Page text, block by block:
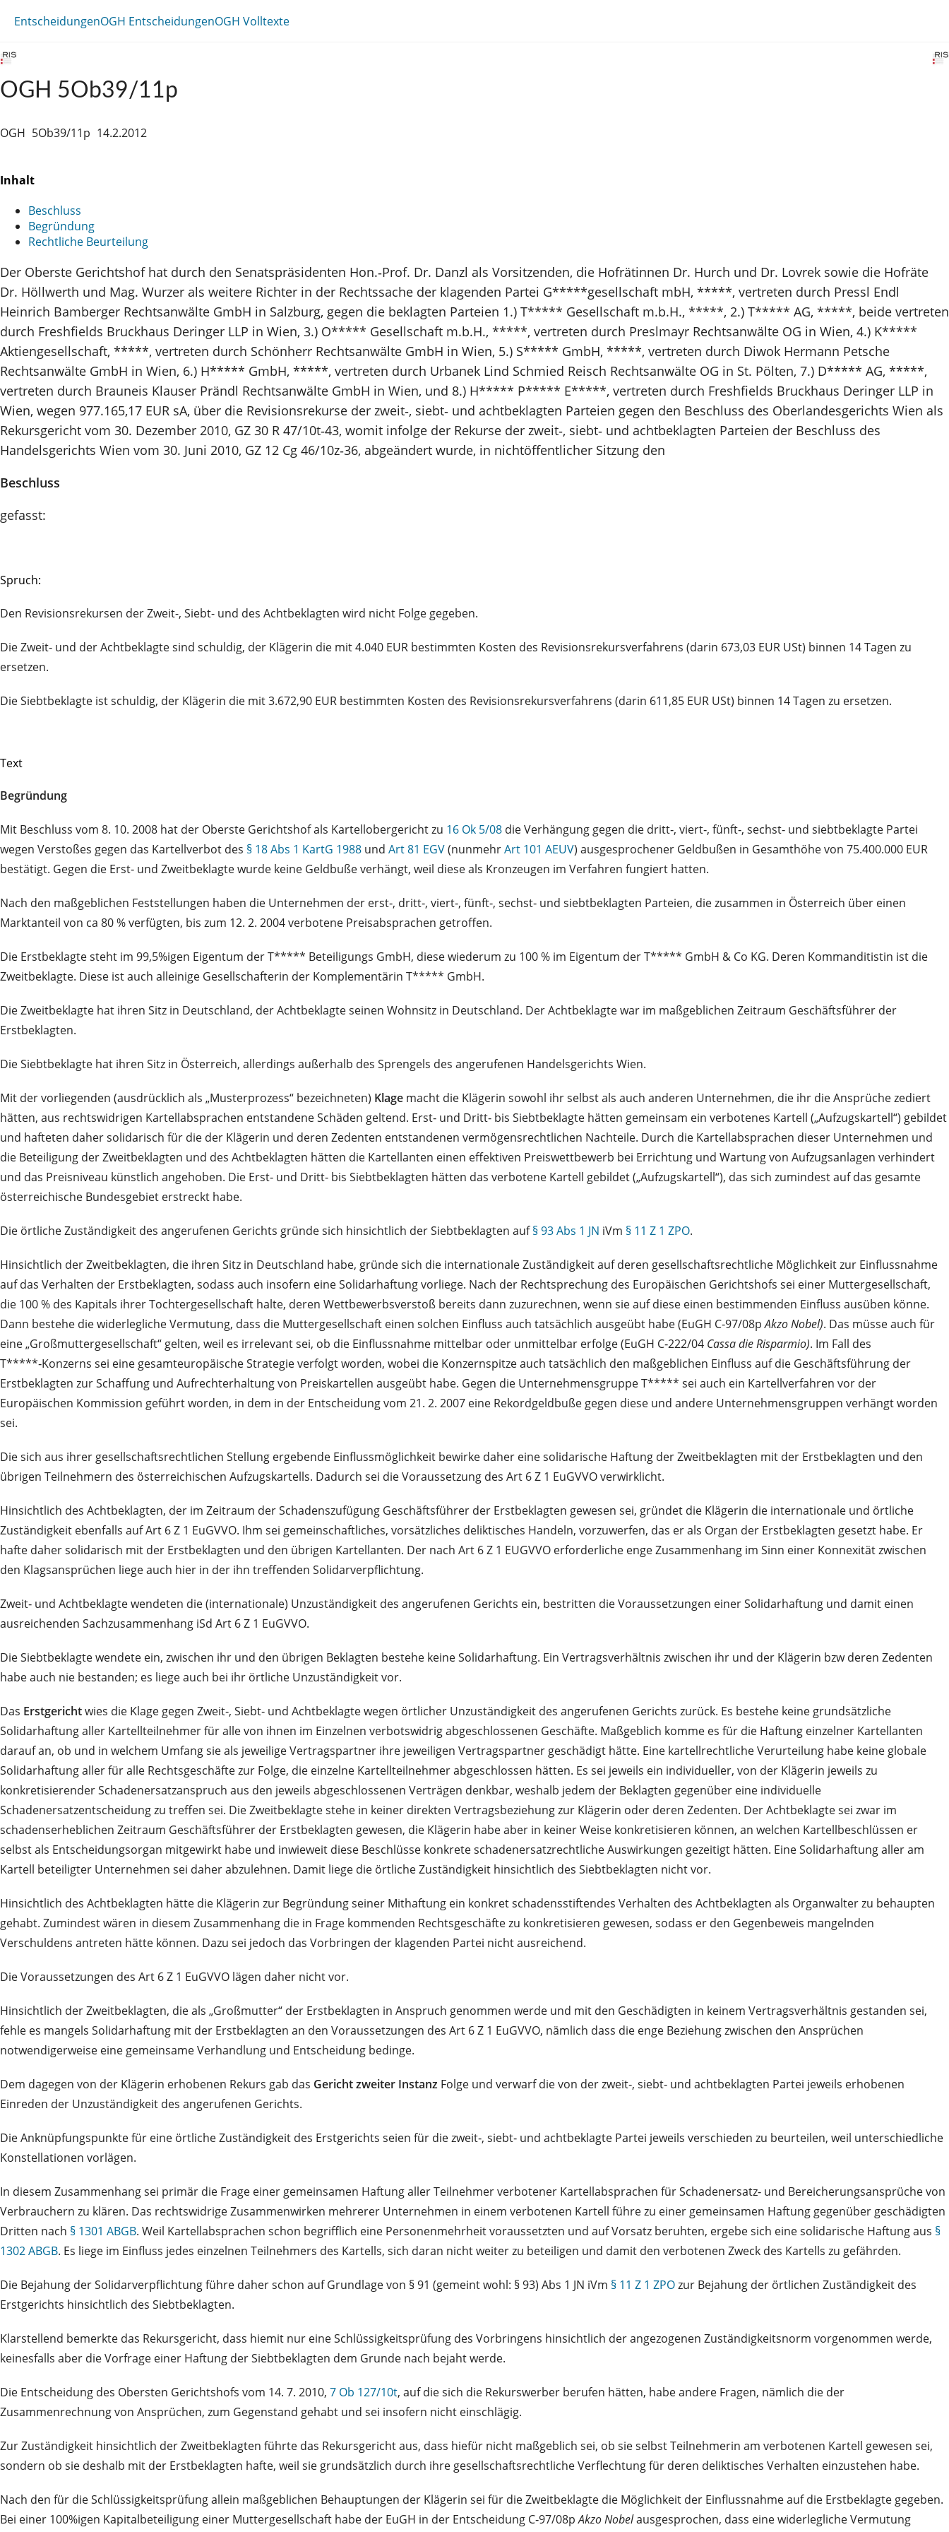
EntscheidungenOGH EntscheidungenOGH Volltexte
OGH 5Ob39/11p
OGH 5Ob39/11p 14.2.2012
Inhalt
Beschluss
Begründung
Rechtliche Beurteilung
Der Oberste Gerichtshof hat durch den Senatspräsidenten Hon.‑Prof. Dr. Danzl als Vorsitzenden, die Hofrätinnen Dr. Hurch und Dr. Lovrek sowie die Hofräte
Dr. Höllwerth und Mag. Wurzer als weitere Richter in der Rechtssache der klagenden Partei G*****gesellschaft mbH, *****, vertreten durch Pressl Endl
Heinrich Bamberger Rechtsanwälte GmbH in Salzburg, gegen die beklagten Parteien 1.) T***** Gesellschaft m.b.H., *****, 2.) T***** AG, *****, beide vertreten
durch Freshfields Bruckhaus Deringer LLP in Wien, 3.) O***** Gesellschaft m.b.H., *****, vertreten durch Preslmayr Rechtsanwälte OG in Wien, 4.) K*****
Aktiengesellschaft, *****, vertreten durch Schönherr Rechtsanwälte GmbH in Wien, 5.) S***** GmbH, *****, vertreten durch Diwok Hermann Petsche
Rechtsanwälte GmbH in Wien, 6.) H***** GmbH, *****, vertreten durch Urbanek Lind Schmied Reisch Rechtsanwälte OG in St. Pölten, 7.) D***** AG, *****,
vertreten durch Brauneis Klauser Prändl Rechtsanwälte GmbH in Wien, und 8.) H***** P***** E*****, vertreten durch Freshfields Bruckhaus Deringer LLP in
Wien, wegen 977.165,17 EUR sA, über die Revisionsrekurse der zweit‑, siebt‑ und achtbeklagten Parteien gegen den Beschluss des Oberlandesgerichts Wien als
Rekursgericht vom 30. Dezember 2010, GZ 30 R 47/10t‑43, womit infolge der Rekurse der zweit‑, siebt‑ und achtbeklagten Parteien der Beschluss des
Handelsgerichts Wien vom 30. Juni 2010, GZ 12 Cg 46/10z‑36, abgeändert wurde, in nichtöffentlicher Sitzung den
Beschluss
gefasst:
Spruch:
Den Revisionsrekursen der Zweit-, Siebt- und des Achtbeklagten wird nicht Folge gegeben.
Die Zweit‑ und der Achtbeklagte sind schuldig, der Klägerin die mit 4.040 EUR bestimmten Kosten des Revisionsrekursverfahrens (darin 673,03 EUR USt) binnen 14 Tagen zu
ersetzen.
Die Siebtbeklagte ist schuldig, der Klägerin die mit 3.672,90 EUR bestimmten Kosten des Revisionsrekursverfahrens (darin 611,85 EUR USt) binnen 14 Tagen zu ersetzen.
Text
Begründung
Mit Beschluss vom 8. 10. 2008 hat der Oberste Gerichtshof als Kartellobergericht zu 16 Ok 5/08 die Verhängung gegen die dritt‑, viert‑, fünft‑, sechst‑ und siebtbeklagte Partei
wegen Verstoßes gegen das Kartellverbot des § 18 Abs 1 KartG 1988 und Art 81 EGV(nunmehrArt 101 AEUV) ausgesprochener Geldbußen in Gesamthöhe von 75.400.000 EUR
bestätigt. Gegen die Erst‑ und Zweitbeklagte wurde keine Geldbuße verhängt, weil diese als Kronzeugen im Verfahren fungiert hatten.
Nach den maßgeblichen Feststellungen haben die Unternehmen der erst‑, dritt‑, viert‑, fünft‑, sechst‑ und siebtbeklagten Parteien, die zusammen in Österreich über einen
Marktanteil von ca 80 % verfügten, bis zum 12. 2. 2004 verbotene Preisabsprachen getroffen.
Die Erstbeklagte steht im 99,5%igen Eigentum der T***** Beteiligungs GmbH, diese wiederum zu 100 % im Eigentum der T***** GmbH & Co KG. Deren Kommanditistin ist die
Zweitbeklagte. Diese ist auch alleinige Gesellschafterin der Komplementärin T***** GmbH.
Die Zweitbeklagte hat ihren Sitz in Deutschland, der Achtbeklagte seinen Wohnsitz in Deutschland. Der Achtbeklagte war im maßgeblichen Zeitraum Geschäftsführer der
Erstbeklagten.
Die Siebtbeklagte hat ihren Sitz in Österreich, allerdings außerhalb des Sprengels des angerufenen Handelsgerichts Wien.
Mit der vorliegenden (ausdrücklich als „Musterprozess“ bezeichneten) Klage macht die Klägerin sowohl ihr selbst als auch anderen Unternehmen, die ihr die Ansprüche zediert
hätten, aus rechtswidrigen Kartellabsprachen entstandene Schäden geltend. Erst‑ und Dritt‑ bis Siebtbeklagte hätten gemeinsam ein verbotenes Kartell („Aufzugskartell“) gebildet
und hafteten daher solidarisch für die der Klägerin und deren Zedenten entstandenen vermögensrechtlichen Nachteile. Durch die Kartellabsprachen dieser Unternehmen und
die Beteiligung der Zweitbeklagten und des Achtbeklagten hätten die Kartellanten einen effektiven Preiswettbewerb bei Errichtung und Wartung von Aufzugsanlagen verhindert
und das Preisniveau künstlich angehoben. Die Erst‑ und Dritt‑ bis Siebtbeklagten hätten das verbotene Kartell gebildet („Aufzugskartell“), das sich zumindest auf das gesamte
österreichische Bundesgebiet erstreckt habe.
Die örtliche Zuständigkeit des angerufenen Gerichts gründe sich hinsichtlich der Siebtbeklagten auf§ 93 Abs 1 JN iVm § 11 Z 1 ZPO.
Hinsichtlich der Zweitbeklagten, die ihren Sitz in Deutschland habe, gründe sich die internationale Zuständigkeit auf deren gesellschaftsrechtliche Möglichkeit zur Einflussnahme
auf das Verhalten der Erstbeklagten, sodass auch insofern eine Solidarhaftung vorliege. Nach der Rechtsprechung des Europäischen Gerichtshofs sei einer Muttergesellschaft,
die 100 % des Kapitals ihrer Tochtergesellschaft halte, deren Wettbewerbsverstoß bereits dann zuzurechnen, wenn sie auf diese einen bestimmenden Einfluss ausüben könne.
Dann bestehe die widerlegliche Vermutung, dass die Muttergesellschaft einen solchen Einfluss auch tatsächlich ausgeübt habe (EuGH C‑97/08pAkzo Nobel). Das müsse auch für
eine „Großmuttergesellschaft“ gelten, weil es irrelevant sei, ob die Einflussnahme mittelbar oder unmittelbar erfolge (EuGH C‑222/04 Cassa die Risparmio). Im Fall des
T*****‑Konzerns sei eine gesamteuropäische Strategie verfolgt worden, wobei die Konzernspitze auch tatsächlich den maßgeblichen Einfluss auf die Geschäftsführung der
Erstbeklagten zur Schaffung und Aufrechterhaltung von Preiskartellen ausgeübt habe. Gegen die Unternehmensgruppe T***** sei auch ein Kartellverfahren vor der
Europäischen Kommission geführt worden, in dem in der Entscheidung vom 21. 2. 2007 eine Rekordgeldbuße gegen diese und andere Unternehmensgruppen verhängt worden
sei.
Die sich aus ihrer gesellschaftsrechtlichen Stellung ergebende Einflussmöglichkeit bewirke daher eine solidarische Haftung der Zweitbeklagten mit der Erstbeklagten und den
übrigen Teilnehmern des österreichischen Aufzugskartells. Dadurch sei die Voraussetzung des Art 6 Z 1 EuGVVO verwirklicht.
Hinsichtlich des Achtbeklagten, der im Zeitraum der Schadenszufügung Geschäftsführer der Erstbeklagten gewesen sei, gründet die Klägerin die internationale und örtliche
Zuständigkeit ebenfalls auf Art 6 Z 1 EuGVVO. Ihm sei gemeinschaftliches, vorsätzliches deliktisches Handeln, vorzuwerfen, das er als Organ der Erstbeklagten gesetzt habe. Er
hafte daher solidarisch mit der Erstbeklagten und den übrigen Kartellanten. Der nach Art 6 Z 1 EUGVVO erforderliche enge Zusammenhang im Sinn einer Konnexität zwischen
den Klagsansprüchen liege auch hier in der ihn treffenden Solidarverpflichtung.
Zweit‑ und Achtbeklagte wendeten die (internationale) Unzuständigkeit des angerufenen Gerichts ein, bestritten die Voraussetzungen einer Solidarhaftung und damit einen
ausreichenden Sachzusammenhang iSd Art 6 Z 1 EuGVVO.
Die Siebtbeklagte wendete ein, zwischen ihr und den übrigen Beklagten bestehe keine Solidarhaftung. Ein Vertragsverhältnis zwischen ihr und der Klägerin bzw deren Zedenten
habe auch nie bestanden; es liege auch bei ihr örtliche Unzuständigkeit vor.
Das Erstgerichtwies die Klage gegen Zweit‑, Siebt‑ und Achtbeklagte wegen örtlicher Unzuständigkeit des angerufenen Gerichts zurück. Es bestehe keine grundsätzliche
Solidarhaftung aller Kartellteilnehmer für alle von ihnen im Einzelnen verbotswidrig abgeschlossenen Geschäfte. Maßgeblich komme es für die Haftung einzelner Kartellanten
darauf an, ob und in welchem Umfang sie als jeweilige Vertragspartner ihre jeweiligen Vertragspartner geschädigt hätte. Eine kartellrechtliche Verurteilung habe keine globale
Solidarhaftung aller für alle Rechtsgeschäfte zur Folge, die einzelne Kartellteilnehmer abgeschlossen hätten. Es sei jeweils ein individueller, von der Klägerin jeweils zu
konkretisierender Schadenersatzanspruch aus den jeweils abgeschlossenen Verträgen denkbar, weshalb jedem der Beklagten gegenüber eine individuelle
Schadenersatzentscheidung zu treffen sei. Die Zweitbeklagte stehe in keiner direkten Vertragsbeziehung zur Klägerin oder deren Zedenten. Der Achtbeklagte sei zwar im
schadenserheblichen Zeitraum Geschäftsführer der Erstbeklagten gewesen, die Klägerin habe aber in keiner Weise konkretisieren können, an welchen Kartellbeschlüssen er
selbst als Entscheidungsorgan mitgewirkt habe und inwieweit diese Beschlüsse konkrete schadenersatzrechtliche Auswirkungen gezeitigt hätten. Eine Solidarhaftung aller am
Kartell beteiligter Unternehmen sei daher abzulehnen. Damit liege die örtliche Zuständigkeit hinsichtlich des Siebtbeklagten nicht vor.
Hinsichtlich des Achtbeklagten hätte die Klägerin zur Begründung seiner Mithaftung ein konkret schadensstiftendes Verhalten des Achtbeklagten als Organwalter zu behaupten
gehabt. Zumindest wären in diesem Zusammenhang die in Frage kommenden Rechtsgeschäfte zu konkretisieren gewesen, sodass er den Gegenbeweis mangelnden
Verschuldens antreten hätte können. Dazu sei jedoch das Vorbringen der klagenden Partei nicht ausreichend.
Die Voraussetzungen des Art 6 Z 1 EuGVVO lägen daher nicht vor.
Hinsichtlich der Zweitbeklagten, die als „Großmutter“ der Erstbeklagten in Anspruch genommen werde und mit den Geschädigten in keinem Vertragsverhältnis gestanden sei,
fehle es mangels Solidarhaftung mit der Erstbeklagten an den Voraussetzungen des Art 6 Z 1 EuGVVO, nämlich dass die enge Beziehung zwischen den Ansprüchen
notwendigerweise eine gemeinsame Verhandlung und Entscheidung bedinge.
Dem dagegen von der Klägerin erhobenen Rekurs gab das Gericht zweiter Instanz Folge und verwarf die von der zweit‑, siebt‑ und achtbeklagten Partei jeweils erhobenen
Einreden der Unzuständigkeit des angerufenen Gerichts.
Die Anknüpfungspunkte für eine örtliche Zuständigkeit des Erstgerichts seien für die zweit‑, siebt‑ und achtbeklagte Partei jeweils verschieden zu beurteilen, weil unterschiedliche
Konstellationen vorlägen.
In diesem Zusammenhang sei primär die Frage einer gemeinsamen Haftung aller Teilnehmer verbotener Kartellabsprachen für Schadenersatz‑ und Bereicherungsansprüche von
Verbrauchern zu klären. Das rechtswidrige Zusammenwirken mehrerer Unternehmen in einem verbotenen Kartell führe zu einer gemeinsamen Haftung gegenüber geschädigten
Dritten nach § 1301 ABGB. Weil Kartellabsprachen schon begrifflich eine Personenmehrheit voraussetzten und auf Vorsatz beruhten, ergebe sich eine solidarische Haftung aus §
1302 ABGB. Es liege im Einfluss jedes einzelnen Teilnehmers des Kartells, sich daran nicht weiter zu beteiligen und damit den verbotenen Zweck des Kartells zu gefährden.
Die Bejahung der Solidarverpflichtung führe daher schon auf Grundlage von § 91 (gemeint wohl: § 93) Abs 1 JN iVm § 11 Z 1 ZPOzur Bejahung der örtlichen Zuständigkeit des
Erstgerichts hinsichtlich des Siebtbeklagten.
Klarstellend bemerkte das Rekursgericht, dass hiemit nur eine Schlüssigkeitsprüfung des Vorbringens hinsichtlich der angezogenen Zuständigkeitsnorm vorgenommen werde,
keinesfalls aber die Vorfrage einer Haftung der Siebtbeklagten dem Grunde nach bejaht werde.
Die Entscheidung des Obersten Gerichtshofs vom 14. 7. 2010, 7 Ob 127/10t, auf die sich die Rekurswerber berufen hätten, habe andere Fragen, nämlich die der
Zusammenrechnung von Ansprüchen, zum Gegenstand gehabt und sei insofern nicht einschlägig.
Zur Zuständigkeit hinsichtlich der Zweitbeklagten führte das Rekursgericht aus, dass hiefür nicht maßgeblich sei, ob sie selbst Teilnehmerin am verbotenen Kartell gewesen sei,
sondern ob sie deshalb mit der Erstbeklagten hafte, weil sie grundsätzlich durch ihre gesellschaftsrechtliche Verflechtung für deren deliktisches Verhalten einzustehen habe.
Nach den für die Schlüssigkeitsprüfung allein maßgeblichen Behauptungen der Klägerin sei für die Zweitbeklagte die Möglichkeit der Einflussnahme auf die Erstbeklagte gegeben.
Bei einer 100%igen Kapitalbeteiligung einer Muttergesellschaft habe der EuGH in der Entscheidung C‑97/08pAkzo Nobelausgesprochen, dass eine widerlegliche Vermutung